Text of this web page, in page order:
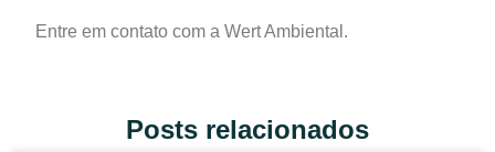
Entre em contato com a Wert Ambiental.
Posts relacionados